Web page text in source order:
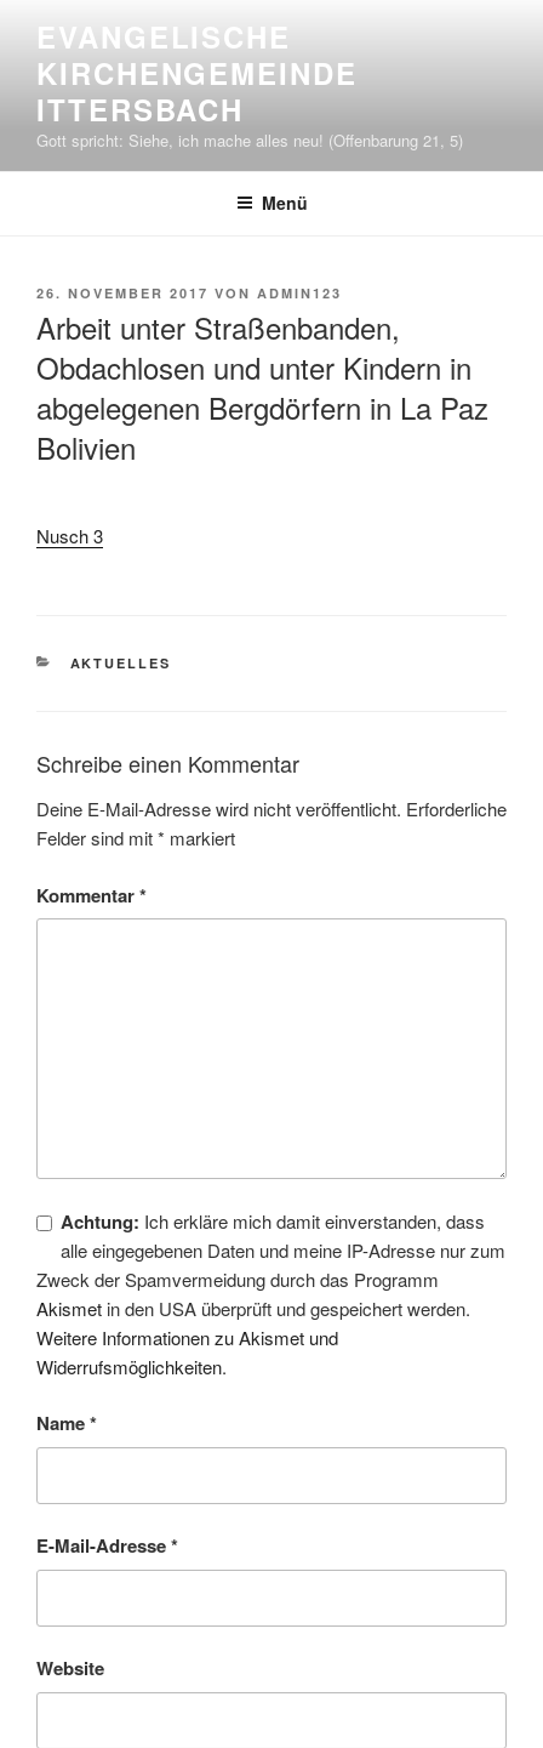
springen
EVANGELISCHE
KIRCHENGEMEINDE
ITTERSBACH
Gott spricht: Siehe, ich mache alles neu! (Offenbarung 21, 5)
Menü
VERÖFFENTLICHT
26. NOVEMBER 2017 VON ADMIN123
Arbeit unter Straßenbanden,
Obdachlosen und unter Kindern in
abgelegenen Bergdörfern in La Paz
Bolivien
Nusch 3
KATEGORIEN
AKTUELLES
Schreibe einen Kommentar
Deine E-Mail-Adresse wird nicht veröffentlicht. Erforderliche
Felder sind mit* markiert
Kommentar*
Achtung: Ich erkläre mich damit einverstanden, dass
alle eingegebenen Daten und meine IP-Adresse nur zum
Zweck der Spamvermeidung durch das Programm
Akismet in den USA überprüft und gespeichert werden.
Weitere Informationen zu Akismet und
Widerrufsmöglichkeiten.
Name*
E-Mail-Adresse*
Website